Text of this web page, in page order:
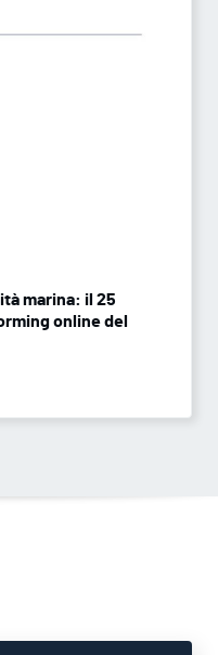
marina: il 25
online del